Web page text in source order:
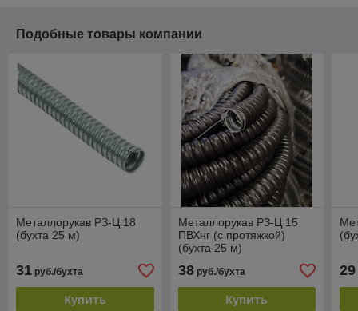
Подобные товары компании
Металлорукав РЗ-Ц 18
(бухта 25 м)
31 руб./бухта
Купить
Металлорукав РЗ-Ц 15
ПВХнг (с протяжкой)
(бухта 25 м)
38руб./бухта
Купить
29